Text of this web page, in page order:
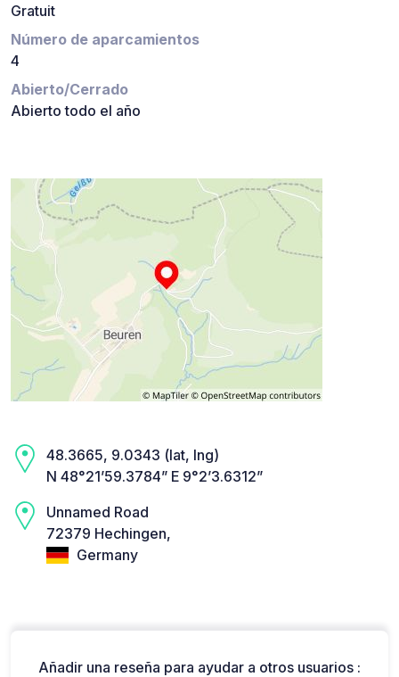
Gratuit
Número de aparcamientos
4
Abierto/Cerrado
Abierto todo el año
48.3665, 9.0343 (lat, lng)
N 48°21’59.3784” E 9°2’3.6312”
Unnamed Road
72379 Hechingen,
Germany
Añadir una reseña para ayudar a otros usuarios :